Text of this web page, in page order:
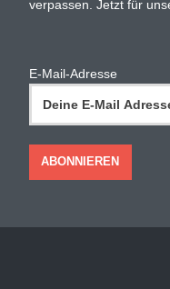
verpassen. Jetzt für
E-Mail-Adresse